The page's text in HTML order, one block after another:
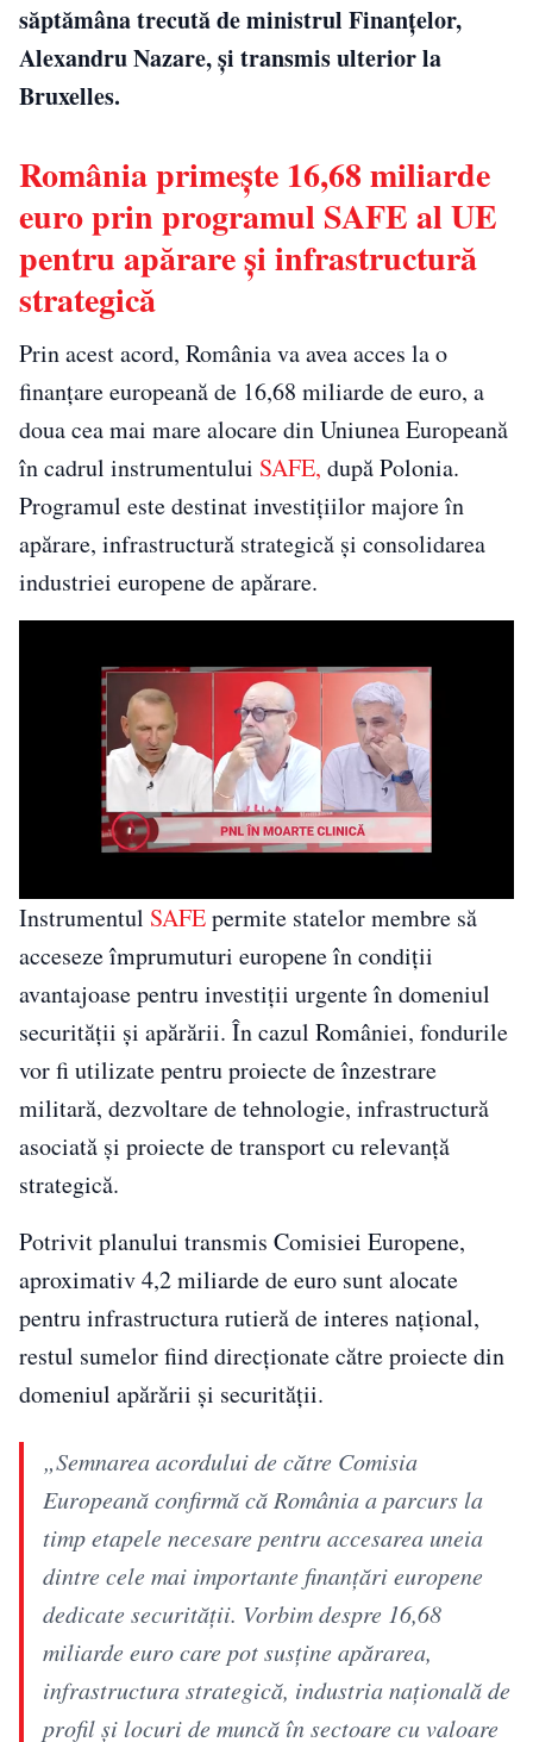
săptămâna trecută de ministrul Finanțelor,
Alexandru Nazare, și transmis ulterior la
Bruxelles.
România primește 16,68 miliarde
euro prin programul SAFE al UE
pentru apărare și infrastructură
strategică
Prin acest acord, România va avea acces la o
finanțare europeană de 16,68 miliarde de euro, a
doua cea mai mare alocare din Uniunea Europeană
în cadrul instrumentului SAFE, după Polonia.
Programul este destinat investițiilor majore în
apărare, infrastructură strategică și consolidarea
industriei europene de apărare.
Instrumentul SAFEpermite statelor membre să
acceseze împrumuturi europene în condiții
avantajoase pentru investiții urgente în domeniul
securității și apărării. În cazul României, fondurile
vor fi utilizate pentru proiecte de înzestrare
militară, dezvoltare de tehnologie, infrastructură
asociată și proiecte de transport cu relevanță
strategică.
Potrivit planului transmis Comisiei Europene,
aproximativ 4,2 miliarde de euro sunt alocate
pentru infrastructura rutieră de interes național,
restul sumelor fiind direcționate către proiecte din
domeniul apărării și securității.
„Semnarea acordului de către Comisia
Europeană confirmă că România a parcurs la
timp etapele necesare pentru accesarea uneia
dintre cele mai importante finanțări europene
dedicate securității. Vorbim despre 16,68
miliarde euro care pot susține apărarea,
infrastructura strategică, industria națională de
profil și locuri de muncă în sectoare cu valoare